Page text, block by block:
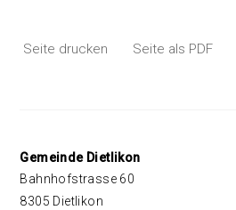
Seite drucken Seite als PDF
Footer
Gemeinde Dietlikon
Bahnhofstrasse 60
8305 Dietlikon